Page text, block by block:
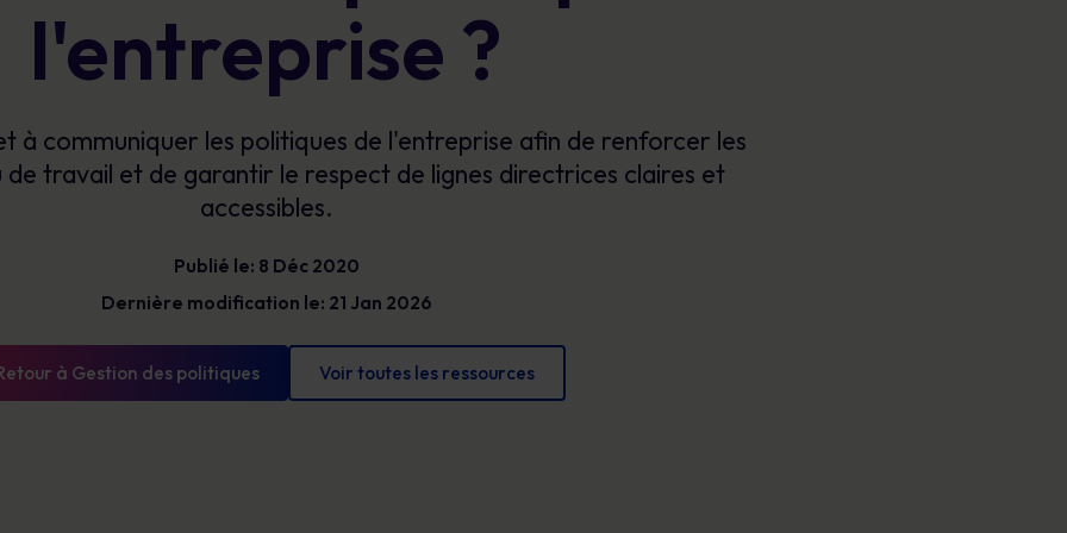
Bénéficiez d’une visibilité claire sur les
risques humains pour prioriser vos actions,
réduire votre exposition et démontrer des
progrès mesurables.
Glossaire
Les définitions de la cybersécurité que vous
devez connaître
l'entreprise ?
à communiquer les politiques de l'entreprise afin de renforcer les
de travail et de garantir le respect de lignes directrices claires et
accessibles.
Publié le: 8 Déc 2020
Dernière modification le: 21 Jan 2026
à Gestion des politiques Voir toutes les ressources